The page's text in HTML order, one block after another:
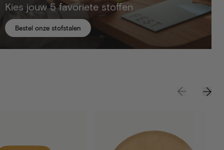
Kies jouw 5 favoriete stoffen
Bestel onze stofstalen